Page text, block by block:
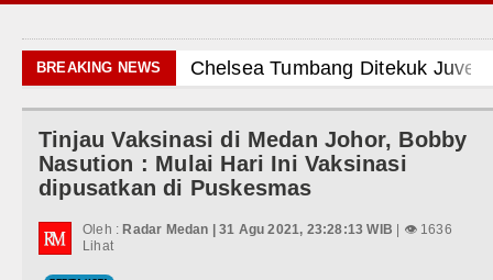
Politik
Hiburan
Olahraga
BREAKING NEWS Chelsea Tumbang Ditekuk
AC Milan Hanya Bermain
Bayern Munich vs Aston Villa
Tinjau Vaksinasi di Medan Johor, Bobby
Nasution : Mulai Hari Ini Vaksinasi
dipusatkan di Puskesmas
Oleh : Radar Medan | 31 Agu 2021, 23:28:13 WIB | 👁 1636
Lihat